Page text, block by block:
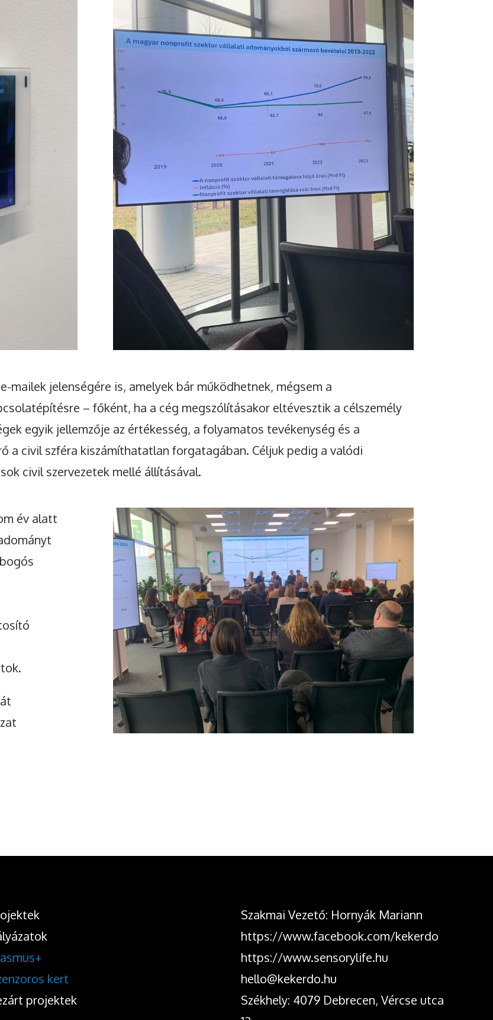
mailek jelenségére is, amelyek bár működhetnek, mégsem a
– főként, ha a cég megszólításakor eltévesztik a célszemély
egyik jellemzője az értékesség, a folyamatos tevékenység és a
a civil szféra kiszámíthatatlan forgatagában. Céljuk pedig a valódi
civil szervezetek mellé állításával.
év alatt
Facebook Pinterest LinkedIn
kert
projektek
Szakmai Vezető: Hornyák Mariann
https://www.facebook.com/kekerdo
https://www.sensorylife.hu
hello@kekerdo.hu
Székhely: 4079 Debrecen, Vércse utca